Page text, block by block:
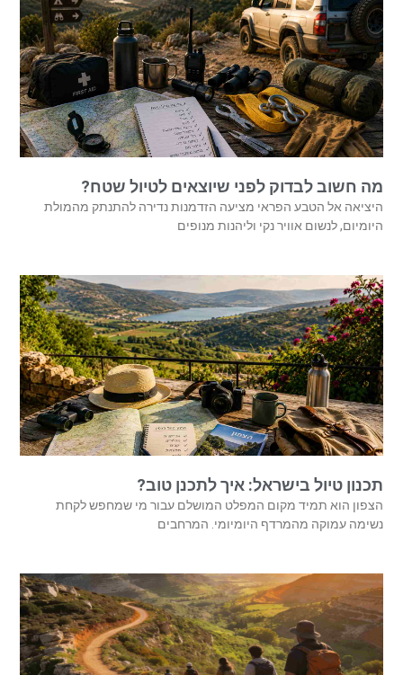
מה חשוב לבדוק לפני שיוצאים לטיול שטח?
היציאה אל הטבע הפראי מציעה הזדמנות נדירה להתנתק מהמולת
היומיום, לנשום אוויר נקי וליהנות מנופים
תכנון טיול בישראל: איך לתכנן טוב?
הצפון הוא תמיד מקום המפלט המושלם עבור מי שמחפש לקחת
נשימה עמוקה מהמרדף היומיומי. המרחבים